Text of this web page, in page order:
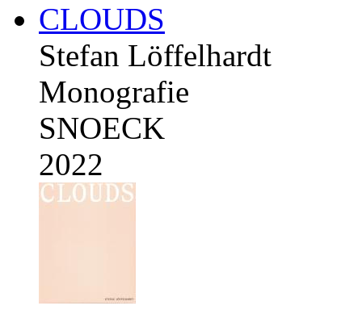
CLOUDS
Stefan Löffelhardt
Monografie
SNOECK
2022